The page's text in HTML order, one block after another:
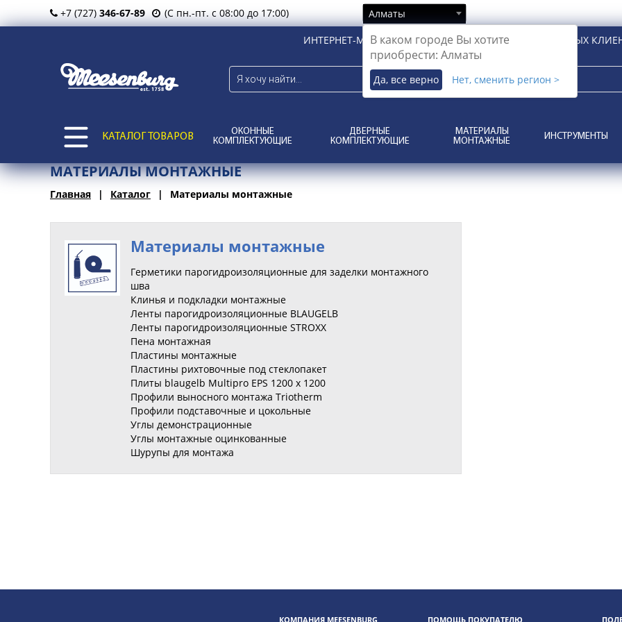
+7 (727) 346-67-89 (С пн.-пт. с 08:00 до 17:00) Алматы
В каком городе Вы хотите
приобрести: Алматы
Да, все верно Нет, сменить регион >
ИНТЕРНЕТ-МАГАЗИН ДЛЯ РОЗНИЧНЫХ И КОРПОРАТИВНЫХ
КАТАЛОГ ТОВАРОВ
ОКОННЫЕ
КОМПЛЕКТУЮЩИЕ
ДВЕРНЫЕ
КОМПЛЕКТУЮЩИЕ
МАТЕРИАЛЫ
МОНТАЖНЫЕ
ИНСТРУМЕНТЫ
МАТЕРИАЛЫ МОНТАЖНЫЕ
Главная Каталог Материалы монтажные
Материалы монтажные
Герметики парогидроизоляционные для заделки монтажного
шва
Клинья и подкладки монтажные
Ленты парогидроизоляционные BLAUGELB
Ленты парогидроизоляционные STROXX
Пена монтажная
Пластины монтажные
Пластины рихтовочные под стеклопакет
Плиты blaugelb Multipro EPS 1200 x 1200
Профили выносного монтажа Triotherm
Профили подставочные и цокольные
Углы демонстрационные
Углы монтажные оцинкованные
Шурупы для монтажа
КОМПАНИЯ MEESENBURG ПОМОЩЬ ПОКУПАТЕЛЮ